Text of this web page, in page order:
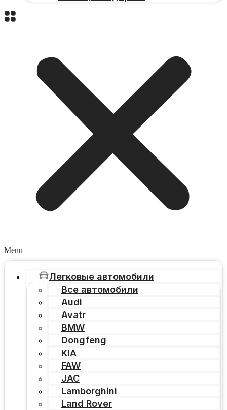
Menu
Легковые автомобили
Все автомобили
Audi
Avatr
BMW
Dongfeng
KIA
FAW
JAC
Lamborghini
Land Rover